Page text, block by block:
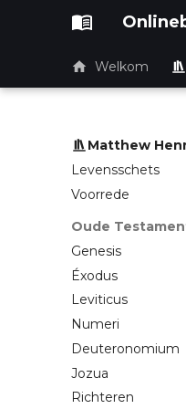
Welkom
Matthew
Levensschets
Voorrede
Oude
Genesis
Éxodus
Leviticus
Numeri
Deuteronomium
Jozua
Richteren